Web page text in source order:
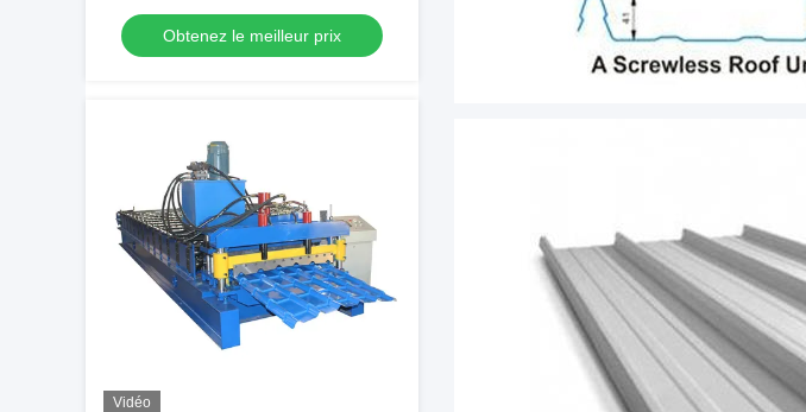
d'une épaisseur de 0,3 à 0,8 mm
Obtenez le meilleur prix
Vidéo